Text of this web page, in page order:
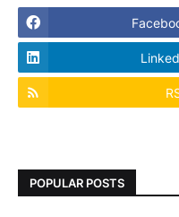
POPULAR POSTS